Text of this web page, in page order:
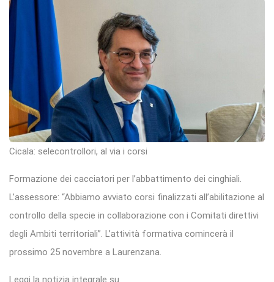
Cicala: selecontrollori, al via i corsi
Formazione dei cacciatori per l’abbattimento dei cinghiali.
L’assessore: “Abbiamo avviato corsi finalizzati all’abilitazione al
controllo della specie in collaborazione con i Comitati direttivi
degli Ambiti territoriali”. L’attività formativa comincerà il
prossimo 25 novembre a Laurenzana.
Leggi la notizia integrale su